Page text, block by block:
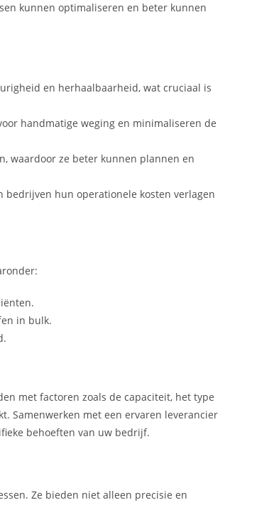
kunnen optimaliseren en beter kunnen
en herhaalbaarheid, wat cruciaal is
handmatige weging en minimaliseren de
waardoor ze beter kunnen plannen en
bedrijven hun operationele kosten verlagen
in bulk.
met factoren zoals de capaciteit, het type
Samenwerken met een ervaren leverancier
behoeften van uw bedrijf.
Ze bieden niet alleen precisie en